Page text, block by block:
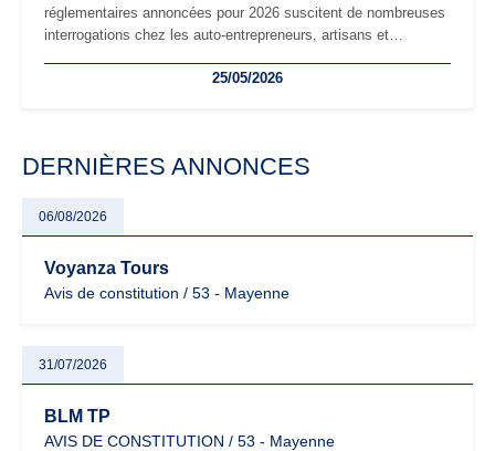
réglementaires annoncées pour 2026 suscitent de nombreuses
interrogations chez les auto-entrepreneurs, artisans et
facturation ou risque de bascule vers la TVA : les règles
25/05/2026
DERNIÈRES ANNONCES
06/08/2026
Voyanza Tours
Avis de constitution / 53 - Mayenne
31/07/2026
BLM TP
AVIS DE CONSTITUTION / 53 - Mayenne